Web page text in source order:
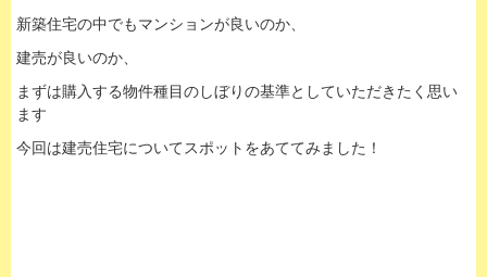
新築住宅の中でもマンションが良いのか、
建売が良いのか、
まずは購入する物件種目のしぼりの基準としていただきたく思い
ます
今回は建売住宅についてスポットをあててみました！